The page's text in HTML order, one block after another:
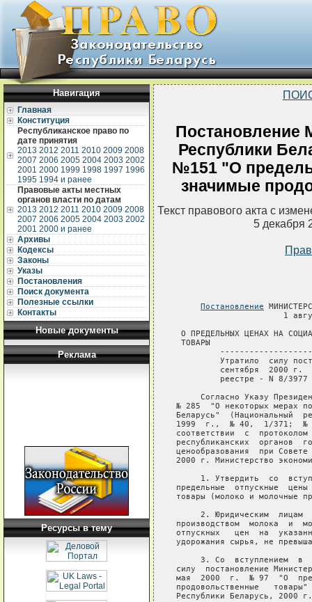
Навигация
Главная
Конституция
Республиканское право по
дате принятия
2013 2012 2011 2010 2009 2008
2007 2006 2005 2004 2003 2002
2001 2000 1999 1998 1997 1996
1995 1994 и ранее
Правовые акты местных
органов власти по датам
2013 2012 2011 2010 2009 2008
2007 2006 2005 2004 2003 2002
2001 2000 и ранее
Архивы
Кодексы
Законы
Указы
Постановления
Поиск документа
Полезные ссылки
Контакты
Новые документы
Реклама
Ресурсы в тему
Постановление
Республики
№151 "О
значимые
Текст правового акта с
5 декабря
Постановление
1
О ПРЕДЕЛЬНЫХ ЦЕНАХ НА
ТОВАРЫ
Утратило  силу
сентября  2000 г.
реестре - N 8/
Согласно Указу
№ 285  "О некоторых мерах
Беларусь"  (Национальный
1999  г.,  № 40,  1/371;  №
соответствии  с
республиканских  органов
ценообразования  при
2000 г. Министерство
1. Утвердить  со
предельные  отпускные  цены
товары (молоко и молочные
2. Юридическим  лицам
производством  молока  и
отпускных   цен  на
удорожания сырья, не
3. Со  вступлением  в
силу  постановление
мая  2000  г.  № 97  "О
продовольственные
Республики Беларусь,